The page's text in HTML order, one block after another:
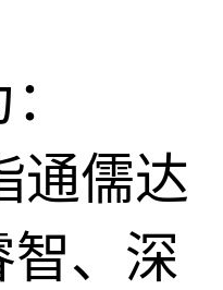
通儒达
智、深